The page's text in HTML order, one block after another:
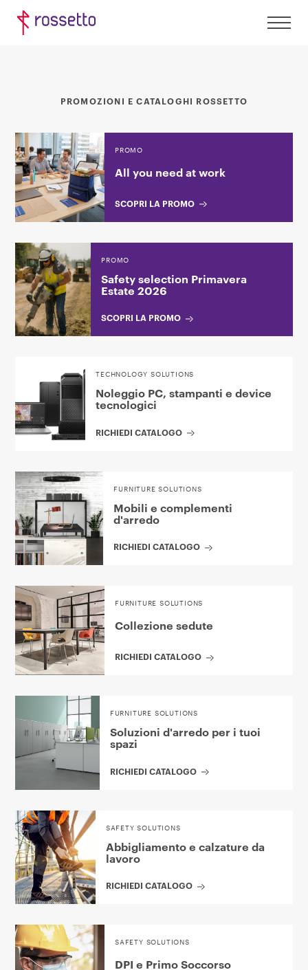
PROMOZIONI E CATALOGHI ROSSETTO
PROMO
All you need at work
SCOPRI LA PROMO
PROMO
Safety selection Primavera
Estate 2026
SCOPRI LA PROMO
TECHNOLOGY SOLUTIONS
Noleggio PC, stampanti e device
tecnologici
RICHIEDI CATALOGO
FURNITURE SOLUTIONS
Mobili e complementi
d'arredo
RICHIEDI CATALOGO
FURNITURE SOLUTIONS
Collezione sedute
RICHIEDI CATALOGO
FURNITURE SOLUTIONS
Soluzioni d'arredo per i tuoi
spazi
RICHIEDI CATALOGO
SAFETY SOLUTIONS
Abbigliamento e calzature da
lavoro
RICHIEDI CATALOGO
SAFETY SOLUTIONS
DPI e Primo Soccorso